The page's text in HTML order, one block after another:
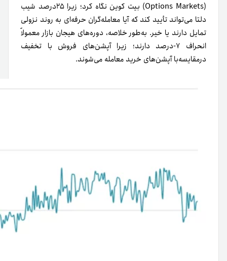
(Options Markets) بیت کوین نگاه کرد؛ زیرا ۲۵درصد شیب
دلتا می‌تواند تأیید کند که آیا معامله‌گران حرفه‌ای به روند نزولی
تمایل دارند یا خیر. به‌طور خلاصه، دوره‌های هیجان بازار معمولاً
انحراف ۷-درصد دارند؛ زیرا آپشن‌های فروش با تخفیف
درمقایسه‌با آپشن‌های خرید معامله می‌شوند.